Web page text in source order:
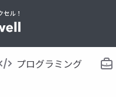
プログラミング